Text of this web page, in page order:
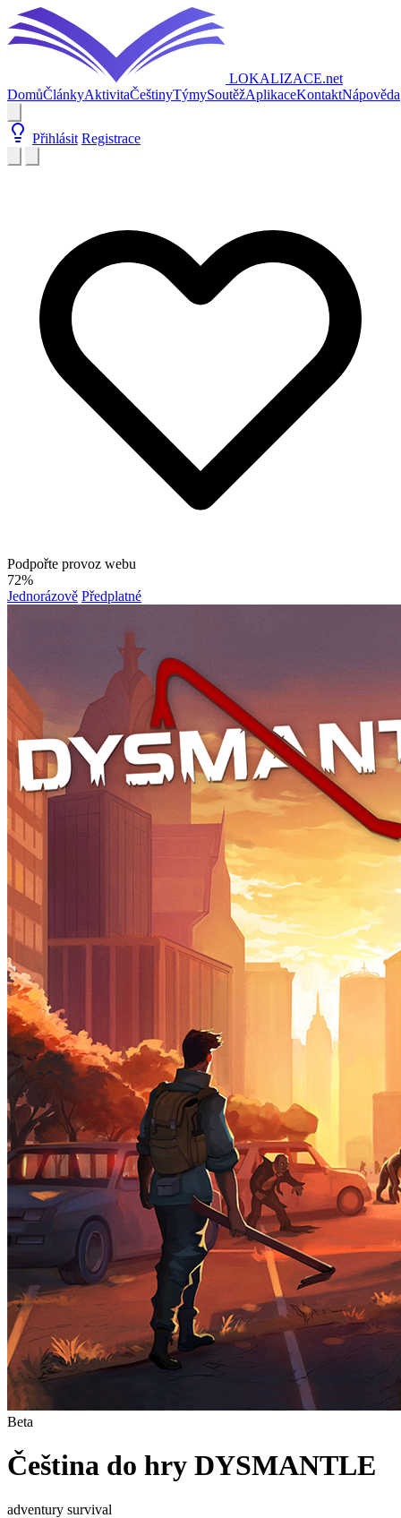
LOKALIZACE.net
DomůČlánkyAktivitaČeštinyTýmySoutěžAplikaceKontaktNápověda
Přihlásit Registrace
Podpořte provoz webu
72%
Jednorázově Předplatné
Beta
Čeština do hry DYSMANTLE
adventury survival